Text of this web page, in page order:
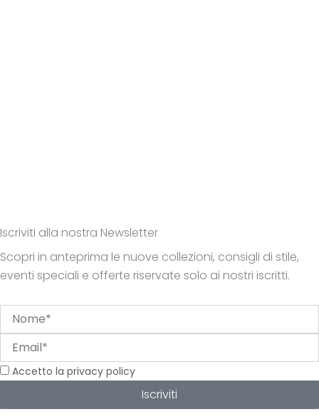
Iscriviti alla nostra Newsletter
Scopri in anteprima le nuove collezioni, consigli di stile,
eventi speciali e offerte riservate solo ai nostri iscritti.
Privacy
Accetto la privacy policy
Iscriviti